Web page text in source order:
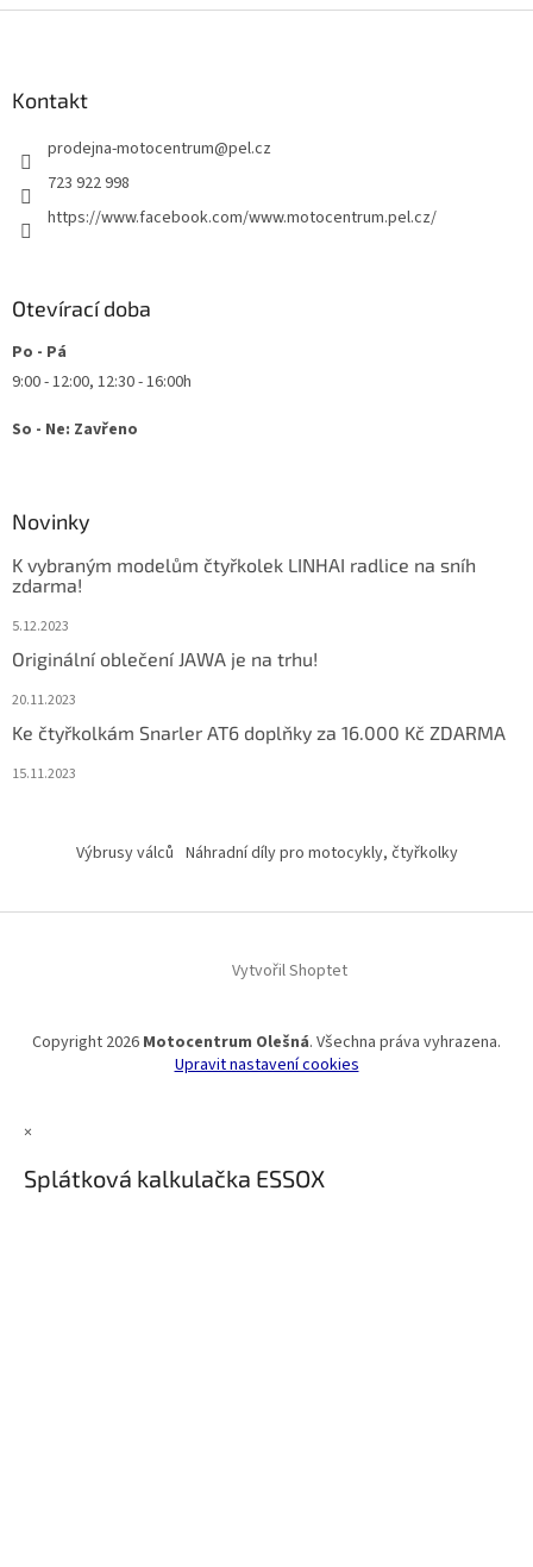
Kontakt
prodejna-motocentrum@pel.cz
723 922 998
https://www.facebook.com/www.motocentrum.pel.cz/
Otevírací doba
Po - Pá
9:00 - 12:00, 12:30 - 16:00h
So - Ne: Zavřeno
Novinky
K vybraným modelům čtyřkolek LINHAI radlice na sníh
zdarma!
5.12.2023
Originální oblečení JAWA je na trhu!
20.11.2023
Ke čtyřkolkám Snarler AT6 doplňky za 16.000 Kč ZDARMA
15.11.2023
Výbrusy válců Náhradní díly pro motocykly, čtyřkolky
Vytvořil Shoptet
Copyright 2026 Motocentrum Olešná. Všechna práva vyhrazena.
Upravit nastavení cookies
×
Splátková kalkulačka ESSOX